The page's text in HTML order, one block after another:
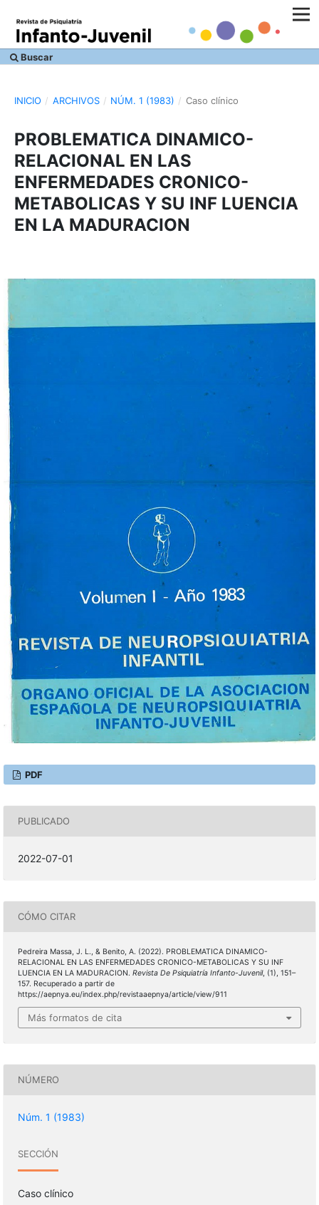
Buscar
INICIO / ARCHIVOS / NÚM. 1 (1983) / Caso clínico
PROBLEMATICA DINAMICO-
RELACIONAL EN LAS
ENFERMEDADES CRONICO-
METABOLICAS Y SU INF LUENCIA
EN LA MADURACION
PDF
PUBLICADO
2022-07-01
CÓMO CITAR
Pedreira Massa, J. L., & Benito, A. (2022). PROBLEMATICA DINAMICO-
RELACIONAL EN LAS ENFERMEDADES CRONICO-METABOLICAS Y SU INF
LUENCIA EN LA MADURACION. Revista De Psiquiatría Infanto-Juvenil, (1), 151–
157. Recuperado a partir de
https://aepnya.eu/index.php/revistaaepnya/article/view/911
Más formatos de cita
NÚMERO
Núm. 1 (1983)
SECCIÓN
Caso clínico